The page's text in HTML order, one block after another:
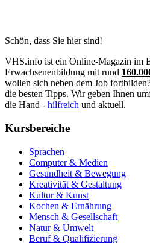
Schön, dass Sie hier sind!
VHS.info ist ein Online-Magazin im
Erwachsenenbildung mit rund
wollen sich neben dem Job
die besten Tipps. Wir geben Ihnen
die Hand - hilfreich und aktuell.
Kursbereiche
Sprachen
Computer & Medien
Gesundheit & Bewegung
Kreativität & Gestaltung
Kultur & Kunst
Kochen & Ernährung
Mensch & Gesellschaft
Natur & Umwelt
Beruf & Qualifizierung